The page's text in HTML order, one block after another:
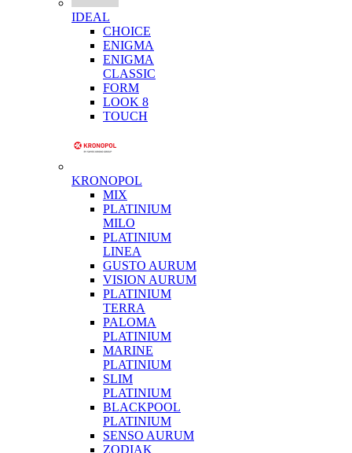
IDEAL
CHOICE
ENIGMA
ENIGMA
CLASSIC
FORM
LOOK 8
TOUCH
KRONOPOL
MIX
PLATINIUM
MILO
PLATINIUM
LINEA
GUSTO AURUM
VISION AURUM
PLATINIUM
TERRA
PALOMA
PLATINIUM
MARINE
PLATINIUM
SLIM
PLATINIUM
BLACKPOOL
PLATINIUM
SENSO AURUM
ZODIAK